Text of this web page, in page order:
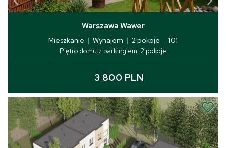
Warszawa Wawer
Mieszkanie | Wynajem | 2 pokoje | 101
Piętro domu z parkingiem, 2 pokoje
3 800 PLN